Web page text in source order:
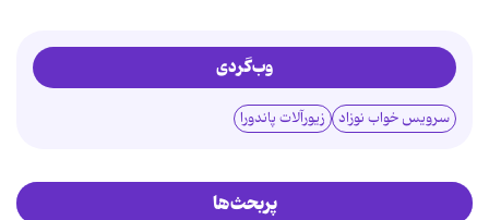
وب‌گردی
سرویس خواب نوزاد زیورآلات پاندورا
پربحث‌ها